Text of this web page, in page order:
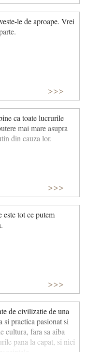
le de aproape. Vrei
>>>
ca toate lucrurile
mai mare asupra
din cauza lor.
>>>
este tot ce putem
>>>
de civilizatie de una
si practica pasionat si
cultura, fara sa aiba
pana la capat, si nici